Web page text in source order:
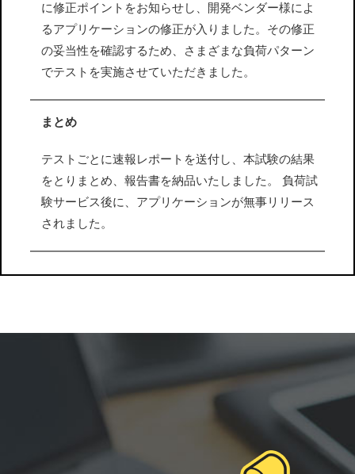
に修正ポイントをお知らせし、開発ベンダー様によ
るアプリケーションの修正が入りました。その修正
の妥当性を確認するため、さまざまな負荷パターン
でテストを実施させていただきました。
まとめ
テストごとに速報レポートを送付し、本試験の結果
をとりまとめ、報告書を納品いたしました。 負荷試
験サービス後に、アプリケーションが無事リリース
されました。